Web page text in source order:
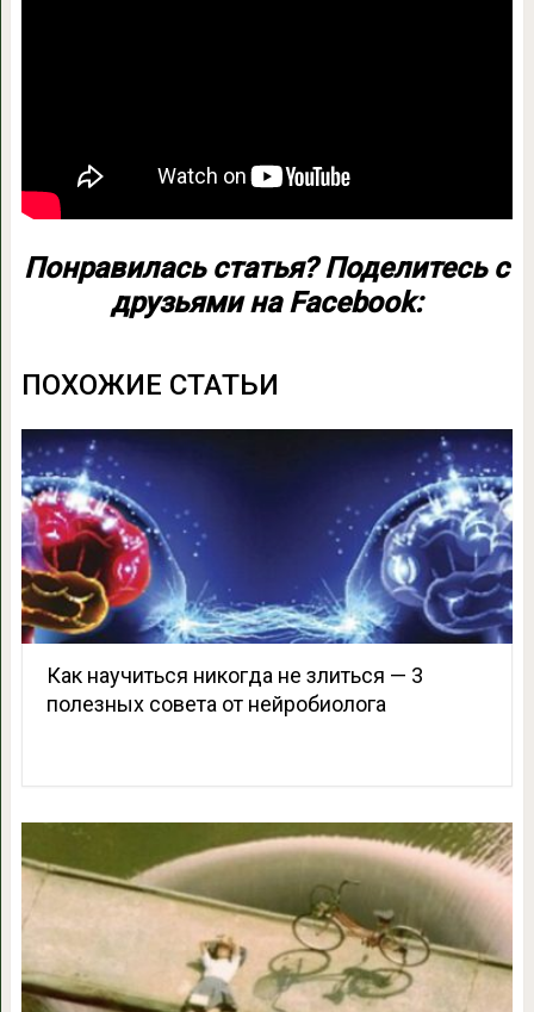
Понравилась статья? Поделитесь с
друзьями на Facebook:
ПОХОЖИЕ СТАТЬИ
Как научиться никогда не злиться — 3
полезных совета от нейробиолога